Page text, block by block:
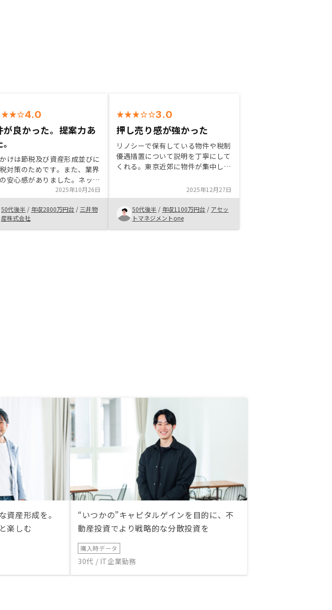
4.0
が良かった。提案力あ
けは節税及び資産形成並びに
対策のためです。また、業界
安心感がありました。ネット
クもあり提案力も優れていると
す。サービスの充実度並びに
的に信頼できることが良いかと
す。
2025年10月26日
50代後半 / 年収2800万円台 / 三井物
産株式会社
3.0
押し売り感が強かった
リノシーで保有している物件や税制
優遇措置について説明を丁寧にして
くれる。東京近郊に物件が集中して
されている方に向いている。また、
対応は速い。今後は、大都市を中心
に物件を増やしていくことも魅力の
1つ。
2025年12月27日
50代後半 / 年収1100万円台 / アセッ
トマネジメントone
資産形成を。
楽しむ
“いつかの”キャピタルゲインを目的に、不
動産投資でより戦略的な分散投資を
購入時データ
30代 / IT企業勤務